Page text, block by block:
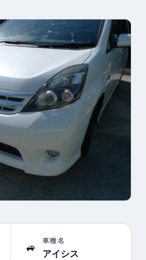
🚙
車種名
アイシス